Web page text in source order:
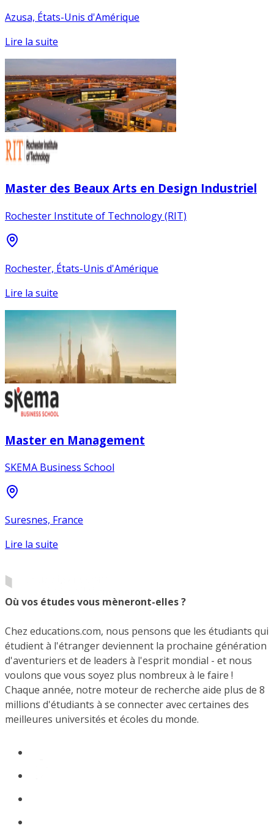
Azusa, États-Unis d'Amérique
Lire la suite
Master des Beaux Arts en Design Industriel
Rochester Institute of Technology (RIT)
Rochester, États-Unis d'Amérique
Lire la suite
Master en Management
SKEMA Business School
Suresnes, France
Lire la suite
Où vos études vous mèneront-elles ?
Chez educations.com, nous pensons que les étudiants qui
étudient à l'étranger deviennent la prochaine génération
d'aventuriers et de leaders à l'esprit mondial - et nous
voulons que vous soyez plus nombreux à le faire !
Chaque année, notre moteur de recherche aide plus de 8
millions d'étudiants à se connecter avec certaines des
meilleures universités et écoles du monde.